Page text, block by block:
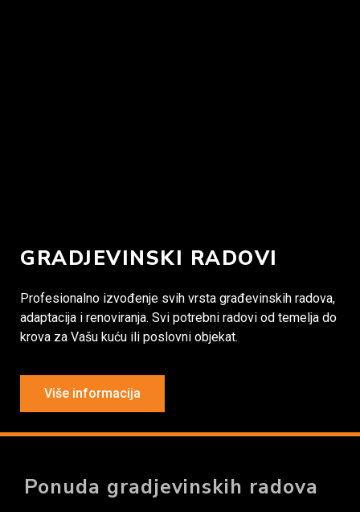
GRADJEVINSKI RADOVI
Profesionalno izvođenje svih vrsta građevinskih radova,
adaptacija i renoviranja. Svi potrebni radovi od temelja do
krova za Vašu kuću ili poslovni objekat.
Više informacija
Ponuda gradjevinskih radova